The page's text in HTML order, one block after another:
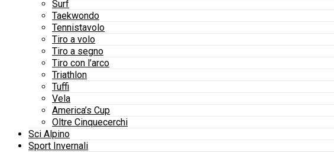
Surf
Taekwondo
Tennistavolo
Tiro a volo
Tiro a segno
Tiro con l’arco
Triathlon
Tuffi
Vela
America’s Cup
Oltre Cinquecerchi
Sci Alpino
Sport Invernali